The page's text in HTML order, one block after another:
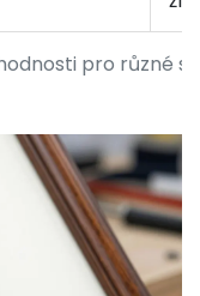
pro různé